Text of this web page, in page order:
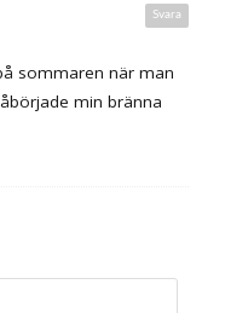
Svara
sommaren när man
min bränna